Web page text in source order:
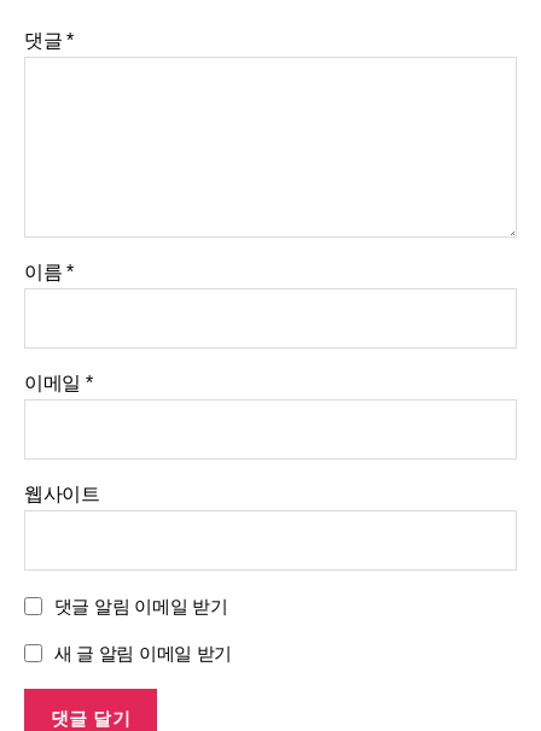
댓글*
이름*
이메일 *
웹사이트
댓글 알림 이메일 받기
새 글 알림 이메일 받기